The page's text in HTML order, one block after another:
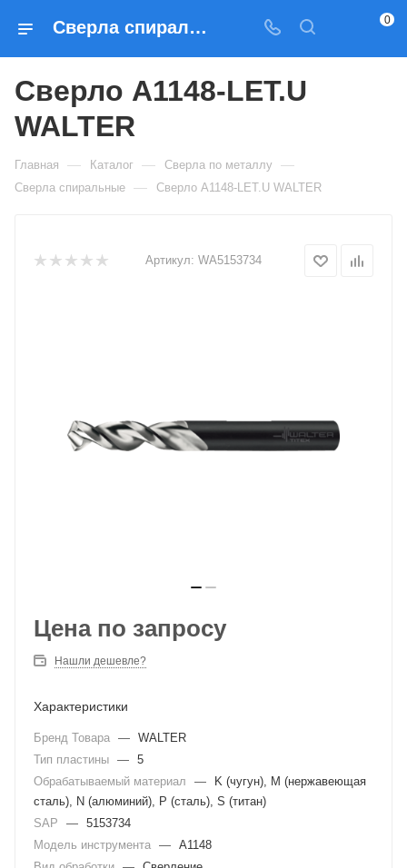
Сверла спиральные Сверло A1148-LET.U WALTER — купить по выгодным ценам в Москве 0
Сверло A1148-LET.U
WALTER
Главная — Каталог — Сверла по металлу —
Сверла спиральные — Сверло A1148-LET.U WALTER
Артикул: WA5153734
Цена по запросу
Нашли дешевле?
Характеристики
Бренд Товара — WALTER
Тип пластины — 5
Обрабатываемый материал
—
K (чугун), M (нержавеющая
сталь), N (алюминий), P (сталь), S (титан)
SAP
— 5153734
Модель инструмента — A1148